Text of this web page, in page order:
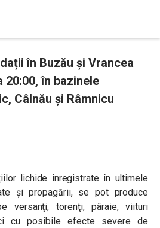
în Buzău și Vrancea
20:00, în bazinele
Câlnău și Râmnicu
lichide înregistrate în ultimele
și propagării, se pot produce
versanţi, torenţi, pâraie, viituri
cu posibile efecte severe de